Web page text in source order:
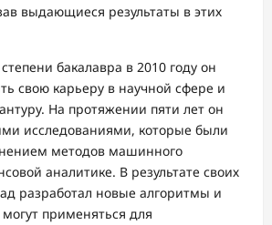
выдающиеся результаты в этих
бакалавра в 2010 году он
свою карьеру в научной сфере и
На протяжении пяти лет он
исследованиями, которые были
методов машинного
аналитике. В результате своих
разработал новые алгоритмы и
применяться для